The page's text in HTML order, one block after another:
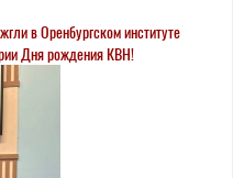
в Оренбургском институте
Дня рождения КВН!